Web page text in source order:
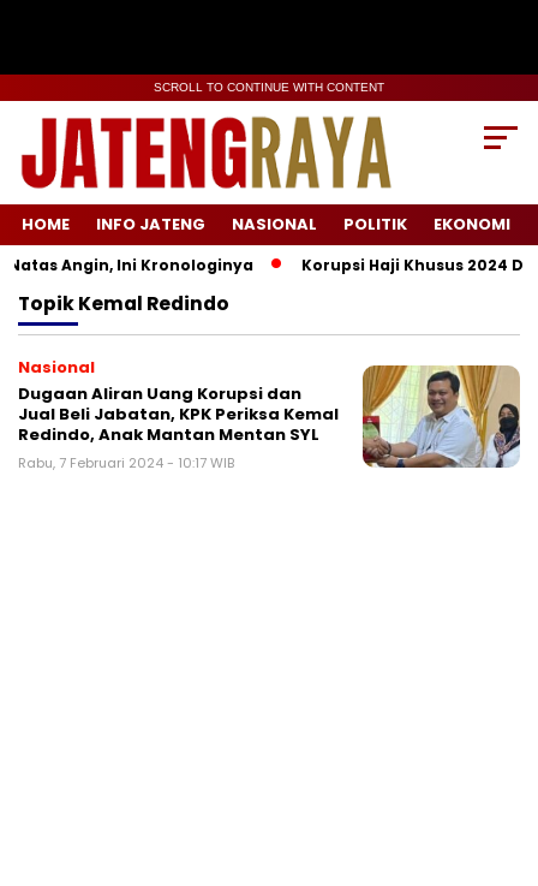
SCROLL TO CONTINUE WITH CONTENT
HOME INFO JATENG NASIONAL POLITIK EKONOMI
Angin, Ini Kronologinya Korupsi Haji Khusus 2024
TopikKemal Redindo
Nasional
Dugaan Aliran Uang Korupsi dan
Jual Beli Jabatan, KPK Periksa Kemal
Redindo, Anak Mantan Mentan SYL
Rabu, 7 Februari 2024 - 10:17 WIB